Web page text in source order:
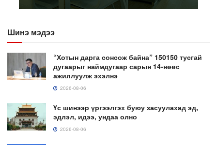
Шинэ мэдээ
“Хотын дарга сонсож байна” 150150 тусгай
дугаарыг наймдугаар сарын 14-нөөс
ажиллуулж эхэлнэ
2026-08-06
Үс шинээр үргээлгэх буюу засуулахад эд,
эдлэл, идээ, ундаа олно
2026-08-06